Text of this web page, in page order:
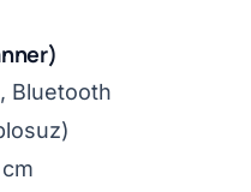
Bluetooth